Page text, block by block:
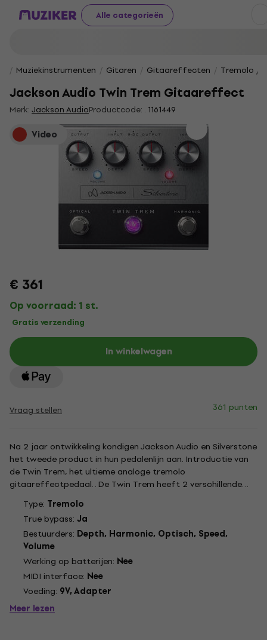
Alle categorieën
Muziekinstrumenten Gitaren Gitaareffecten Tremolo /
Jackson Audio Twin Trem Gitaareffect
Merk:Jackson AudioProductcode: . 1161449
Video
€ 361
Op voorraad: 1 st.
Gratis verzending
In winkelwagen
Vraag stellen 361 punten
Na 2 jaar ontwikkeling kondigen Jackson Audio en Silverstone
het tweede product in hun pedalenlijn aan. Introductie van
de Twin Trem, het ultieme analoge tremolo
gitaareffectpedaal. . De Twin Trem heeft 2 verschillende
tremolo-effecten: een Harmonic Trem aan de rechterkant
(rood) en een Optical Trem aan de linkerkant (blauw), elk
uitgerust met...
Type: Tremolo
True bypass: Ja
Bestuurders: Depth, Harmonic, Optisch, Speed,
Volume
Werking op batterijen: Nee
MIDI interface: Nee
Voeding: 9V, Adapter
Meer lezen